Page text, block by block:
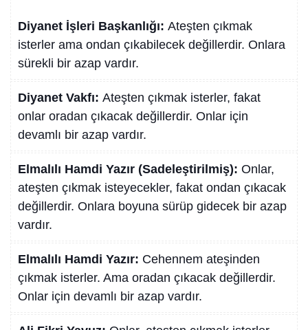
Diyanet İşleri Başkanlığı: Ateşten çıkmak
isterler ama ondan çıkabilecek değillerdir. Onlara
sürekli bir azap vardır.
Diyanet Vakfı: Ateşten çıkmak isterler, fakat
onlar oradan çıkacak değillerdir. Onlar için
devamlı bir azap vardır.
Elmalılı Hamdi Yazır (Sadeleştirilmiş): Onlar,
ateşten çıkmak isteyecekler, fakat ondan çıkacak
değillerdir. Onlara boyuna sürüp gidecek bir azap
vardır.
Elmalılı Hamdi Yazır: Cehennem ateşinden
çıkmak isterler. Ama oradan çıkacak değillerdir.
Onlar için devamlı bir azap vardır.